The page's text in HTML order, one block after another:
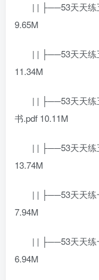
| | ├──53天天练
9.65M
| | ├──53天天练
11.34M
| | ├──53天天练
书.pdf 10.11M
| | ├──53天天练
13.74M
| | ├──53天天练
7.94M
| | ├──53天天练
6.94M